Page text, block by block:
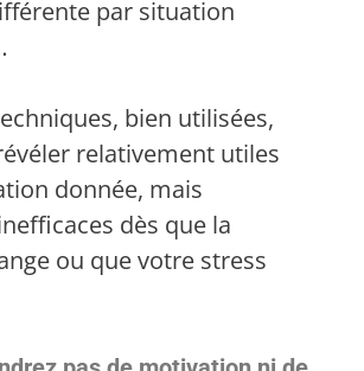
par situation
bien utilisées,
relativement utiles
donnée, mais
dès que la
ou que votre stress